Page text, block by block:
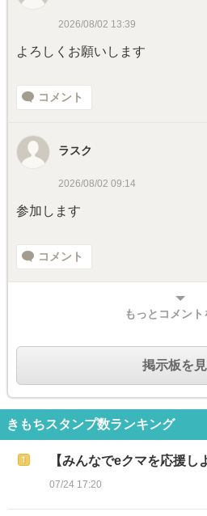
2026/08/02 13:39
よろしくお願いします
コメント
ラスク
2026/08/02 09:14
参加します
コメント
もっとコメント
掲示板を
きもちスタンプ数ランキング
【みんなでeクマを応援
07/24 17:20